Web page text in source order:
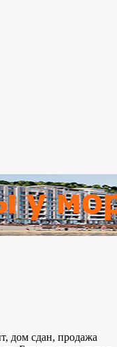
дом сдан, продажа